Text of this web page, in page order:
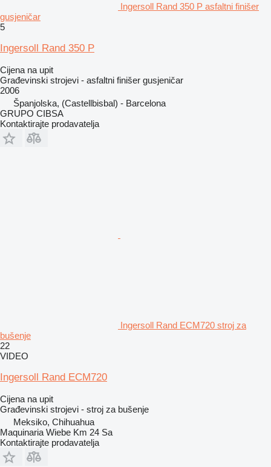
Ingersoll Rand 350 P asfaltni finišer
gusjeničar
5
Ingersoll Rand 350 P
Cijena na upit
Građevinski strojevi - asfaltni finišer gusjeničar
2006
Španjolska, (Castellbisbal) - Barcelona
GRUPO CIBSA
Kontaktirajte prodavatelja
Ingersoll Rand ECM720 stroj za
bušenje
22
VIDEO
Ingersoll Rand ECM720
Cijena na upit
Građevinski strojevi - stroj za bušenje
Meksiko, Chihuahua
Maquinaria Wiebe Km 24 Sa
Kontaktirajte prodavatelja